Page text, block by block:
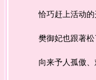
恰巧赶上活动的
樊御妃也跟著松
向来予人孤傲、难